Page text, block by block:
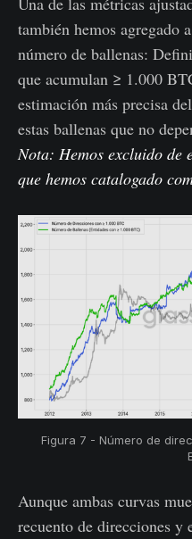
también hemos agregado
número de ballenas:
que acumulan ≥ 1.000
estimación más precisa
estas ballenas que no
Nota: Hemos excluido de
que hemos catalogado
Figura 7 - Número de
Aunque ambas curvas
recuento de direcciones y